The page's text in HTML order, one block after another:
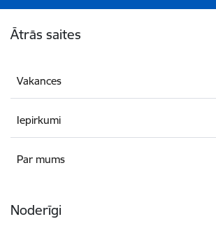
Ātrās saites
Vakances
Iepirkumi
Par mums
Noderīgi